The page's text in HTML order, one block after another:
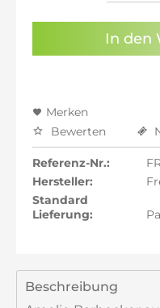
Sie haben die
Kenntnis
In den
Merken
Bewerten
Referenz-Nr.:
Hersteller:
Standard
Lieferung:
Beschreibung